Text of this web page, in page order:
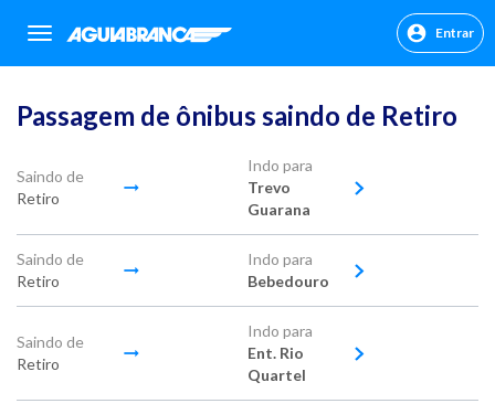
sr.header.toggle.navigation Entrar
Passagem de ônibus saindo de Retiro
Saindo de
Retiro
Indo para
Trevo
Guarana
Saindo de
Retiro
Indo para
Bebedouro
Saindo de
Retiro
Indo para
Ent. Rio
Quartel